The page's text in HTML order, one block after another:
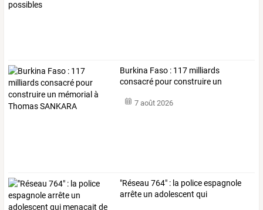
Burkina Faso : 117 milliards
consacré pourconstruire un
7 août 2026
"Réseau 764" : la policeespagnole
arrête un adolescent qui